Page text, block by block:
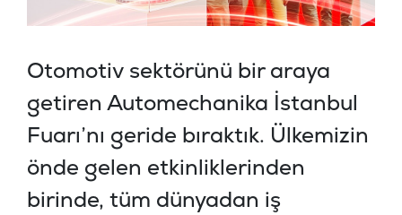
Otomotiv sektörünü bir araya
getiren Automechanika İstanbul
Fuarı’nı geride bıraktık. Ülkemizin
önde gelen etkinliklerinden
birinde, tüm dünyadan iş